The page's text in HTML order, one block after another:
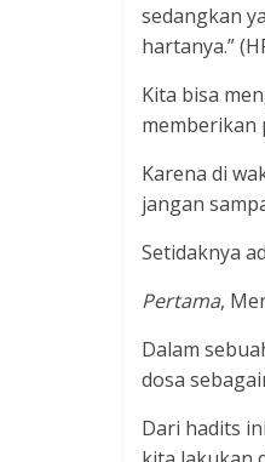
sedangkan
hartanya.”
Kita bisa
memberikan
Karena di
jangan
Setidaknya
Pertama,
Dalam
dosa
Dari hadits